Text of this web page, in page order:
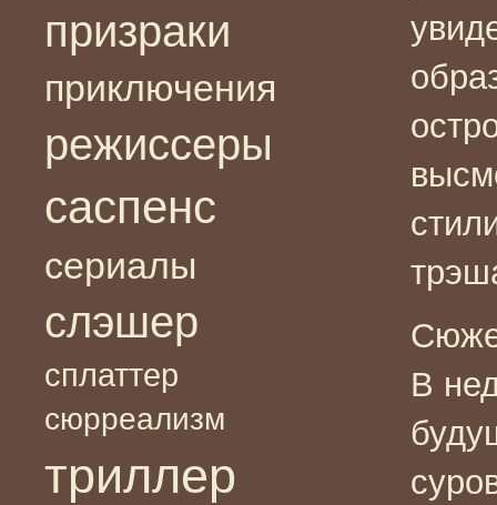
призраки
приключения
режиссеры
саспенс
сериалы
слэшер
сплаттер
сюрреализм
триллер
В